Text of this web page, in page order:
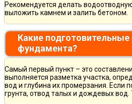
Рекомендуется делать
выложить камнем и залить бетоном.
Какие
фундамента?
Самый первый пункт – это
выполняется разметка участка,
вод и глубина их промерзания. Если
грунта, отвод талых и дождевых